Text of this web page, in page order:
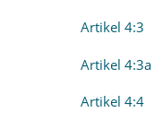
Artikel 4:3
Artikel 4:3a
Artikel 4:4